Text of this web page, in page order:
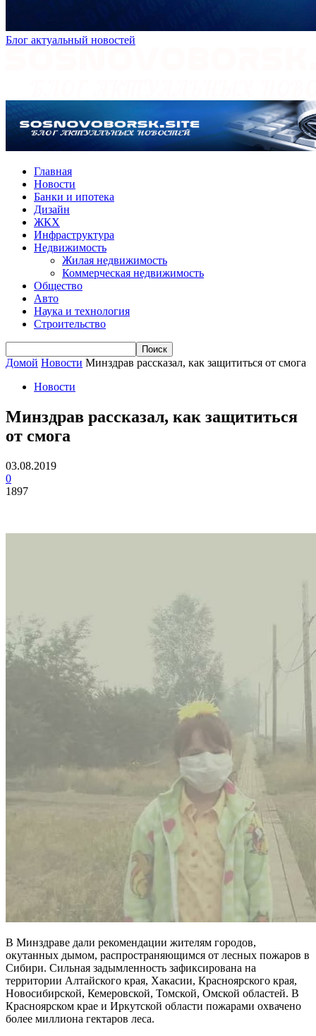
Блог актуальный новостей
Главная
Новости
Банки и ипотека
Дизайн
ЖКХ
Инфраструктура
Недвижимость
Жилая недвижимость
Коммерческая недвижимость
Общество
Авто
Наука и технология
Строительство
Домой Новости Минздрав рассказал, как защититься от смога
Новости
Минздрав рассказал, как защититься
от смога
03.08.2019
0
1897
В Минздраве дали рекомендации жителям городов,
окутанных дымом, распространяющимся от лесных пожаров в
Сибири. Сильная задымленность зафиксирована на
территории Алтайского края, Хакасии, Красноярского края,
Новосибирской, Кемеровской, Томской, Омской областей. В
Красноярском крае и Иркутской области пожарами охвачено
более миллиона гектаров леса.